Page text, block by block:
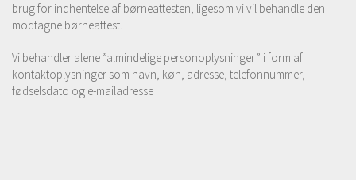
brug for indhentelse af børneattesten, ligesom vi vil behandle den
modtagne børneattest.
Vi behandler alene ”almindelige personoplysninger” i form af
kontaktoplysninger som navn, køn, adresse, telefonnummer,
fødselsdato og e-mailadresse